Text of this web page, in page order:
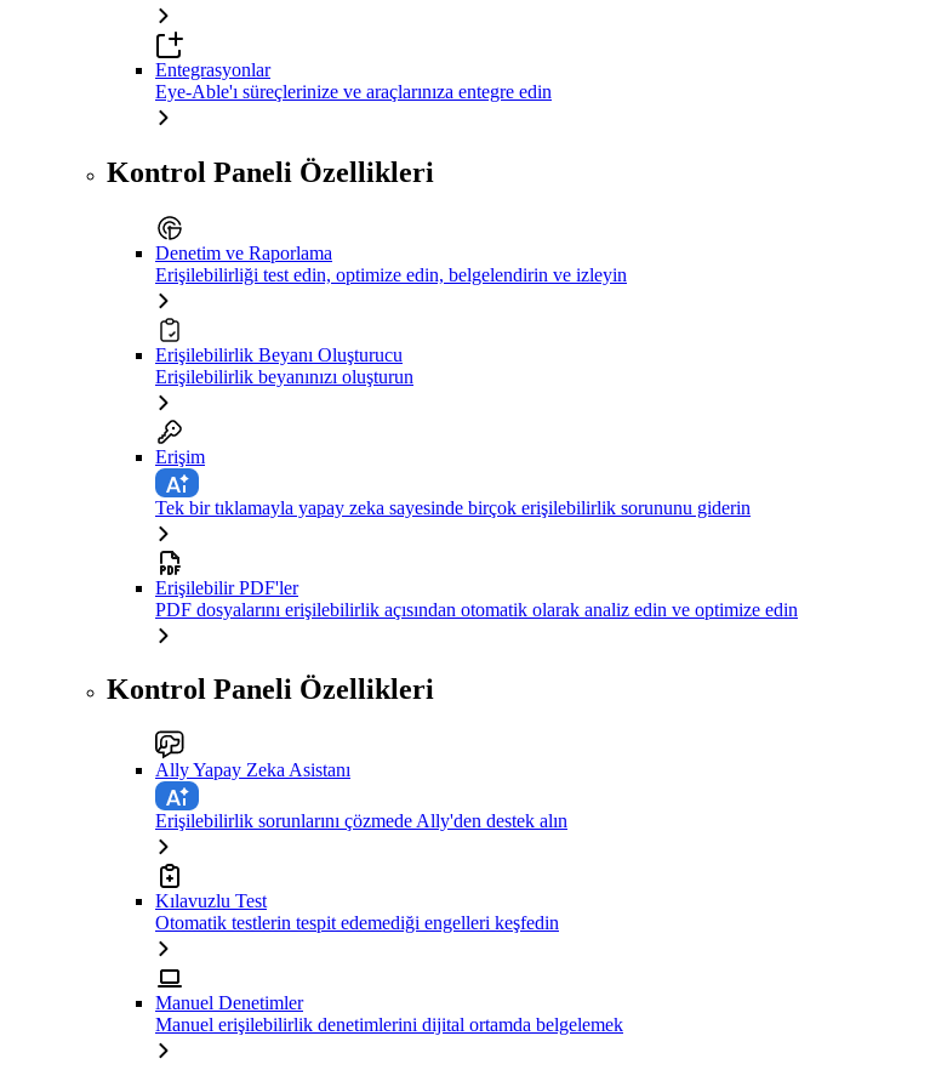
Entegrasyonlar
Eye-Able'ı süreçlerinize ve araçlarınıza entegre edin
Kontrol Paneli Özellikleri
Denetim ve Raporlama
Erişilebilirliği test edin, optimize edin, belgelendirin ve izleyin
Erişilebilirlik Beyanı Oluşturucu
Erişilebilirlik beyanınızı oluşturun
Erişim
Tek bir tıklamayla yapay zeka sayesinde birçok erişilebilirlik sorununu giderin
Erişilebilir PDF'ler
PDF dosyalarını erişilebilirlik açısından otomatik olarak analiz edin ve optimize edin
Kontrol Paneli Özellikleri
Ally Yapay Zeka Asistanı
Erişilebilirlik sorunlarını çözmede Ally'den destek alın
Kılavuzlu Test
Otomatik testlerin tespit edemediği engelleri keşfedin
Manuel Denetimler
Manuel erişilebilirlik denetimlerini dijital ortamda belgelemek